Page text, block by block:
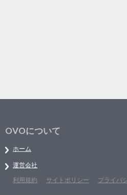
OVOについて
ホーム
運営会社
利用規約
サイトポリシー プライバ